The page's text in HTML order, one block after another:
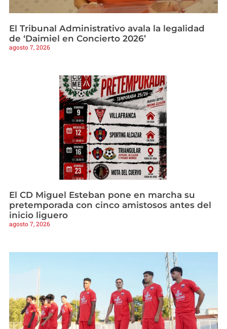
El Tribunal Administrativo avala la legalidad
de ‘Daimiel en Concierto 2026’
agosto 7, 2026
El CD Miguel Esteban pone en marcha su
pretemporada con cinco amistosos antes del
inicio liguero
agosto 7, 2026